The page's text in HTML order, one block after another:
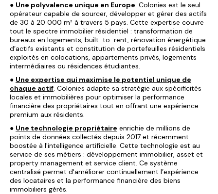
● Une polyvalence unique en Europe. Colonies est le seul
opérateur capable de sourcer, développer et gérer des actifs
de 30 à 20 000 m² à travers 5 pays. Cette expertise couvre
tout le spectre immobilier résidentiel : transformation de
bureaux en logements, built-to-rent, rénovation énergétique
d’actifs existants et constitution de portefeuilles résidentiels
exploités en colocations, appartements privés, logements
intermédiaires ou résidences étudiantes.
● Une expertise qui maximise le potentiel unique de
chaque actif. Colonies adapte sa stratégie aux spécificités
locales et immobilières pour optimiser la performance
financière des propriétaires tout en offrant une expérience
premium aux résidents.
● Une technologie propriétaire enrichie de millions de
points de données collectés depuis 2017 et récemment
boostée à l'intelligence artificielle. Cette technologie est au
service de ses métiers : développement immobilier, asset et
property management et service client. Ce système
centralisé permet d'améliorer continuellement l’expérience
des locataires et la performance financière des biens
immobiliers gérés.